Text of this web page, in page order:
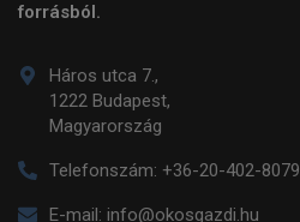
forrásból.
Háros utca 7.,
1222 Budapest,
Magyarország
Telefonszám: +36-20-402-8079
E-mail: info@okosgazdi.hu